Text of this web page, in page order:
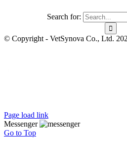
Search for:
© Copyright - VetSynova Co., Ltd.
Page load link
Messenger
Go to Top